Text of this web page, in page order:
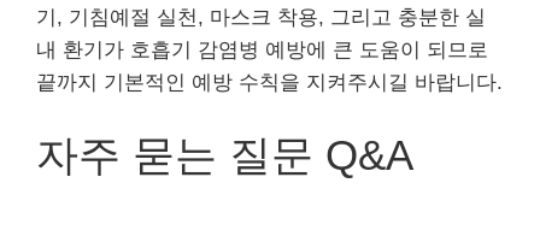
기, 기침예절 실천, 마스크 착용, 그리고 충분한 실
내 환기가 호흡기 감염병 예방에 큰 도움이 되므로
끝까지 기본적인 예방 수칙을 지켜주시길 바랍니다.
자주 묻는 질문 Q&A